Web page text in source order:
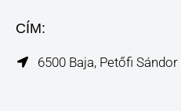
CÍM:
6500 Baja, Petőfi